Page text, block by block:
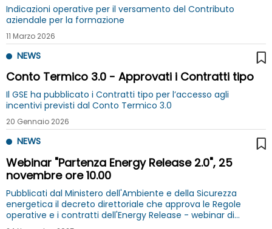
Indicazioni operative per il versamento del Contributo
aziendale per la formazione
11 Marzo 2026
NEWS
Conto Termico 3.0 - Approvati i Contratti tipo
Il GSE ha pubblicato i Contratti tipo per l’accesso agli
incentivi previsti dal Conto Termico 3.0
20 Gennaio 2026
NEWS
Webinar "Partenza Energy Release 2.0", 25
novembre ore 10.00
Pubblicati dal Ministero dell'Ambiente e della Sicurezza
energetica il decreto direttoriale che approva le Regole
operative e i contratti dell'Energy Release - webinar di
approfondimento